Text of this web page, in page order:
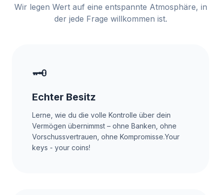
Wir legen Wert auf eine entspannte Atmosphäre, in
der jede Frage willkommen ist.
🗝️
Echter Besitz
Lerne, wie du die volle Kontrolle über dein
Vermögen übernimmst – ohne Banken, ohne
Vorschussvertrauen, ohne Kompromisse.Your
keys - your coins!